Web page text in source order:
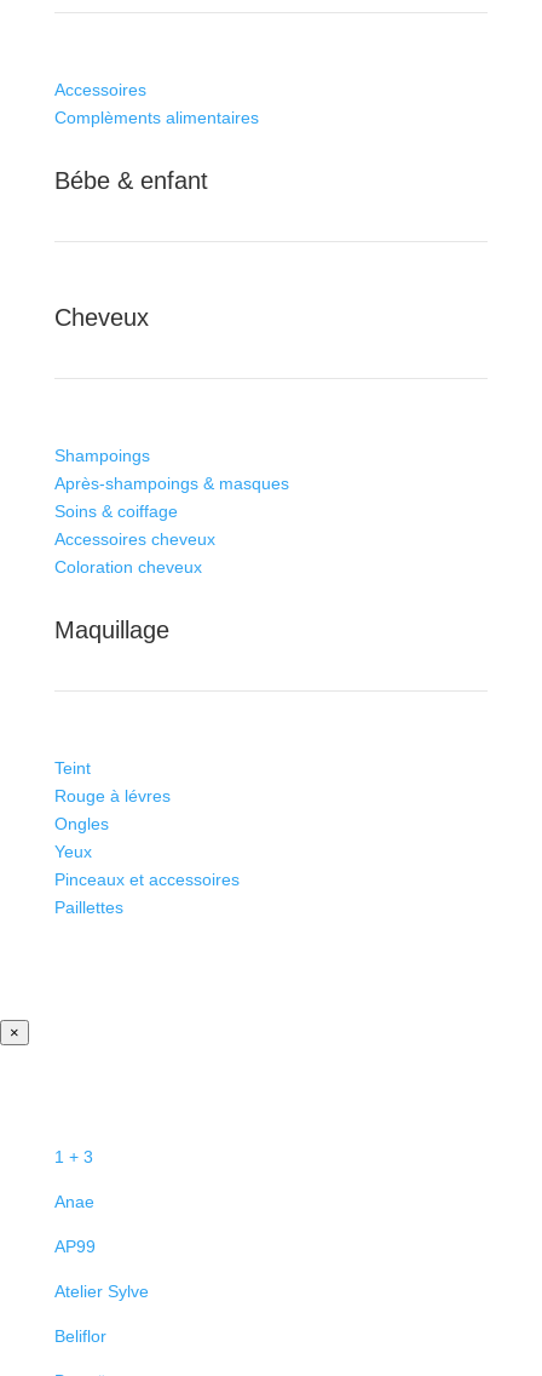
Accessoires
Complèments alimentaires
Bébe & enfant
Cheveux
Shampoings
Après-shampoings & masques
Soins & coiffage
Accessoires cheveux
Coloration cheveux
Maquillage
Teint
Rouge à lévres
Ongles
Yeux
Pinceaux et accessoires
Paillettes
×
1 + 3
Anae
AP99
Atelier Sylve
Beliflor